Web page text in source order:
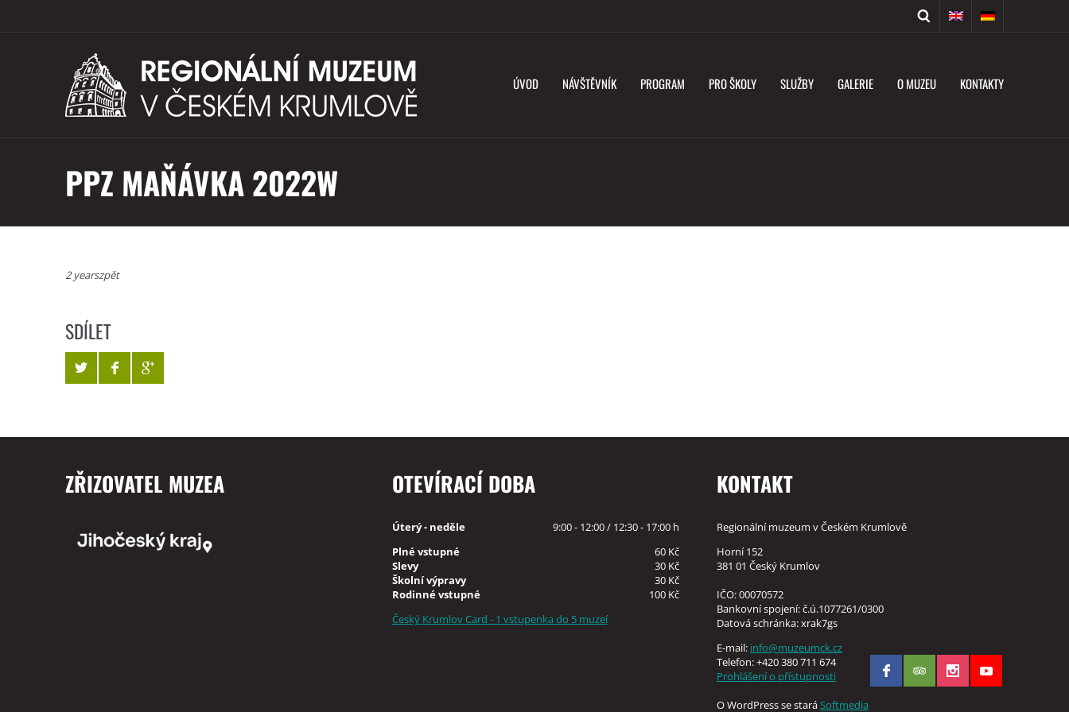
ÚVOD NÁVŠTĚVNÍK PROGRAM PRO ŠKOLY SLUŽBY GALERIE O MUZEU KONTAKTY
PPZ MAŇÁVKA 2022W
2 yearszpět
SDÍLET
ZŘIZOVATEL MUZEA OTEVÍRACÍ DOBA
Úterý - neděle
9:00 - 12:00 / 12:30 - 17:00 h
Plné vstupné
60 Kč
Slevy
30 Kč
Školní výpravy
30 Kč
Rodinné vstupné
100 Kč
Český Krumlov Card - 1 vstupenka do 5 muzeí
KONTAKT
Regionální muzeum v Českém Krumlově
Horní 152
381 01 Český Krumlov
IČO: 00070572
Bankovní spojení: č.ú.1077261/0300
Datová schránka: xrak7gs
E-mail: info@muzeumck.cz
Telefon: +420 380 711 674
Prohlášení o přístupnosti
O WordPress se staráSoftmedia